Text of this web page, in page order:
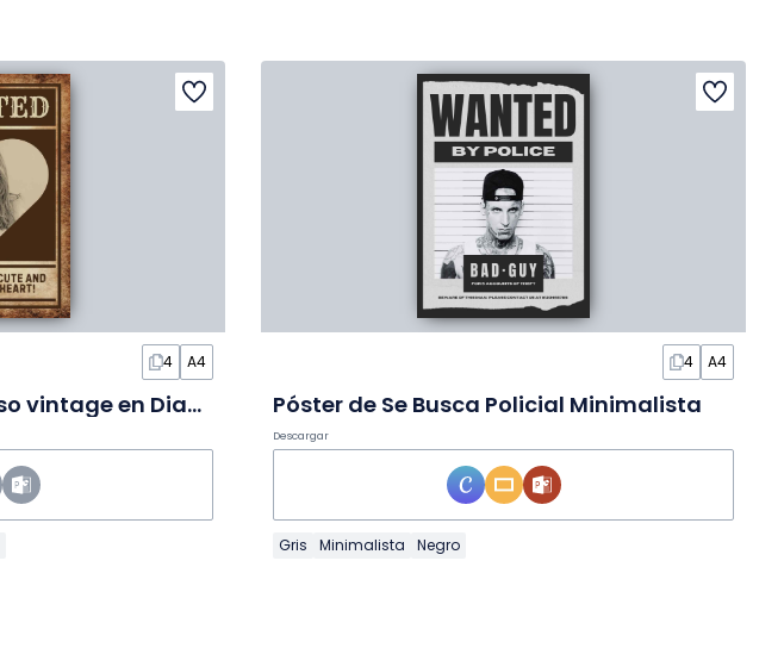
4 A4
Póster de se busca falso vintage en Diapositivas
4 A4
Póster de Se Busca Policial Minimalista
Descargar
Gris Minimalista Negro